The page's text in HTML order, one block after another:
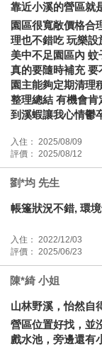
靠近小溪的營區就
園區很寬敞價格合
理也不錯吃 玩樂
美中不足園區內
真的要隨時補充
園主能夠定期清理
整理總結 有機會
到溪蝦讓我心情鬱
入住： 2025/08/09
評價： 2025/08/12
劉*均 先生
帳篷狀況不錯, 環
入住： 2022/12/03
評價： 2025/06/23
陳*綺 小姐
山林野溪，怡然自
營區位置好找，並
戲水池，旁邊還有